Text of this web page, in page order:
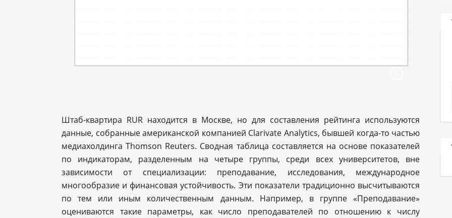
Штаб-квартира RUR находится в Москве, но для составления рейтинга используются
данные, собранные американской компанией Clarivate Analytics, бывшей когда-то частью
медиахолдинга Thomson Reuters. Сводная таблица составляется на основе показателей
по индикаторам, разделенным на четыре группы, среди всех университетов, вне
зависимости от специализации: преподавание, исследования, международное
многообразие и финансовая устойчивость. Эти показатели традиционно высчитываются
по тем или иным количественным данным. Например, в группе «Преподавание»
оцениваются такие параметры, как число преподавателей по отношению к числу